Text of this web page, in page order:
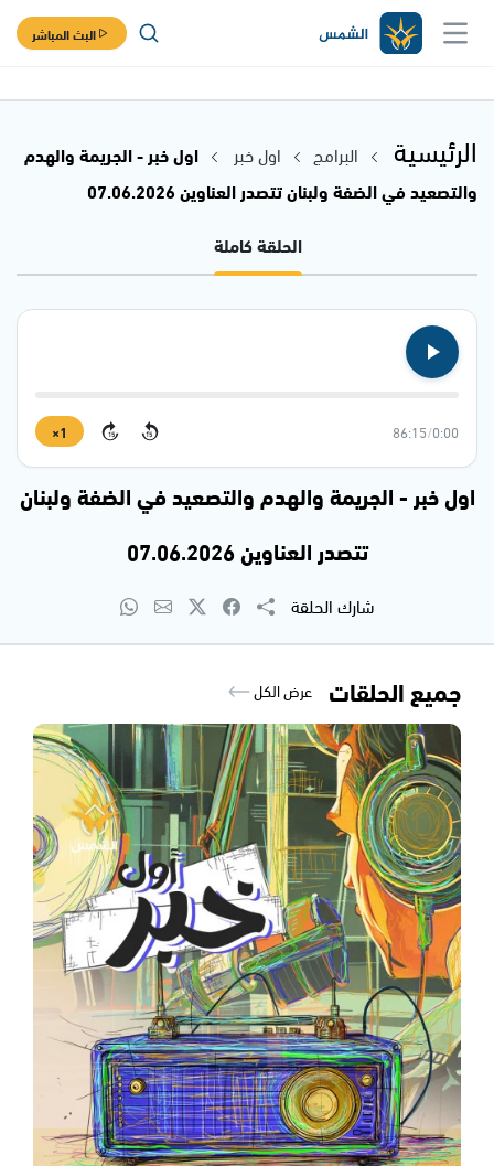
البث المباشر
الرئيسية البرامج اول خبر
اول خبر - الجريمة والهدم
والتصعيد في الضفة ولبنان تتصدر العناوين 07.06.2026
الحلقة كاملة
0:00
/
86:15
15
15
1×
اول خبر - الجريمة والهدم والتصعيد في الضفة ولبنان
تتصدر العناوين 07.06.2026
شارك الحلقة
جميع الحلقات عرض الكل